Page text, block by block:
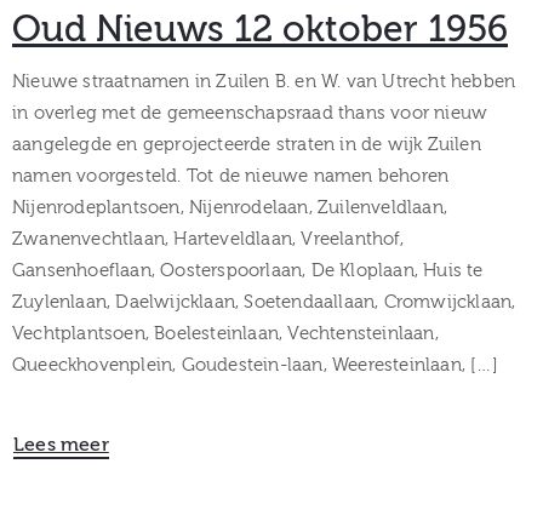
Oud Nieuws 12 oktober 1956
Nieuwe straatnamen in Zuilen B. en W. van Utrecht hebben
in overleg met de gemeenschapsraad thans voor nieuw
aangelegde en geprojecteerde straten in de wijk Zuilen
namen voorgesteld. Tot de nieuwe namen behoren
Nijenrodeplantsoen, Nijenrodelaan, Zuilenveldlaan,
Zwanenvechtlaan, Harteveldlaan, Vreelanthof,
Gansenhoeflaan, Oosterspoorlaan, De Kloplaan, Huis te
Zuylenlaan, Daelwijcklaan, Soetendaallaan, Cromwijcklaan,
Vechtplantsoen, Boelesteinlaan, Vechtensteinlaan,
Queeckhovenplein, Goudestein-laan, Weeresteinlaan, […]
Lees meer